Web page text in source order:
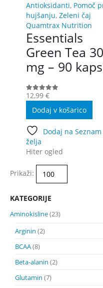
Antioksidanti, Pomoč
hujšanju, Zeleni čaj
Quamtrax Nutrition
Essentials
Green Tea
mg – 90
0 out of 5
12,99 €
Dodaj v košarico
Dodaj na Seznam
želja
Hiter ogled
Prikaži:
KATEGORIJE
Aminokisline(23)
Arginin (2)
BCAA(8)
Beta-alanin (2)
Glutamin (7)